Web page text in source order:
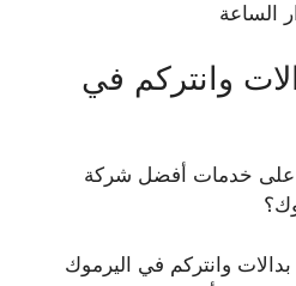
الساعة
وانتركم في
خدمات أفضل شركة
وانتركم في اليرموك